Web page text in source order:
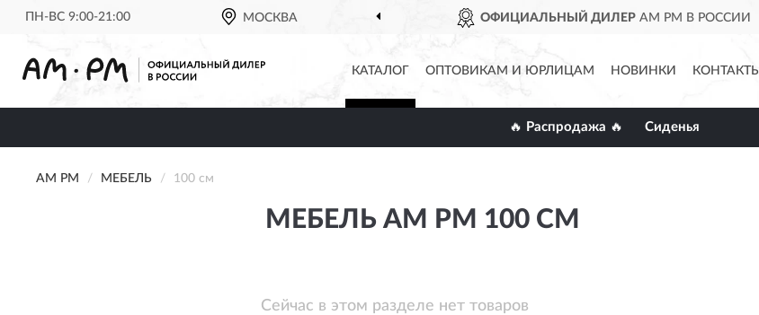
ПН-ВС 9:00-21:00 МОСКВА ОФИЦИАЛЬНЫЙ ДИЛЕР AM PM В РОССИИ
КАТАЛОГ ОПТОВИКАМ И ЮРЛИЦАМ НОВИНКИ КОНТАКТЫ
🔥 Распродажа 🔥 Сиденья
AM PM МЕБЕЛЬ 100 см
МЕБЕЛЬ AM PM 100 СМ
Сейчас в этом разделе нет товаров